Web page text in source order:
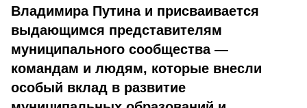
Владимира Путина и присваивается
выдающимся представителям
муниципального сообщества —
командам и людям, которые внесли
особый вклад в развитие